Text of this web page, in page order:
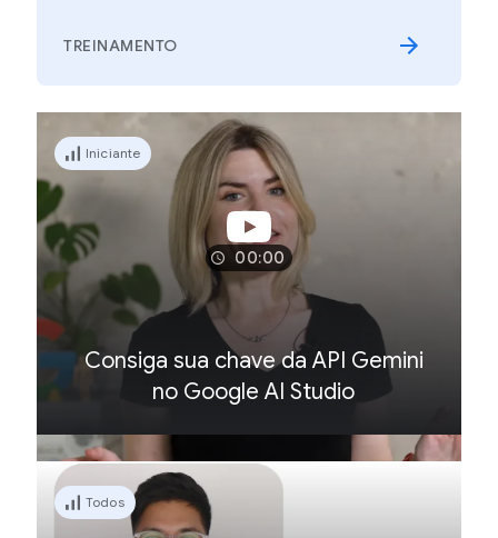
TREINAMENTO
Iniciante
00:00
Consiga sua chave da API Gemini
no Google AI Studio
Todos